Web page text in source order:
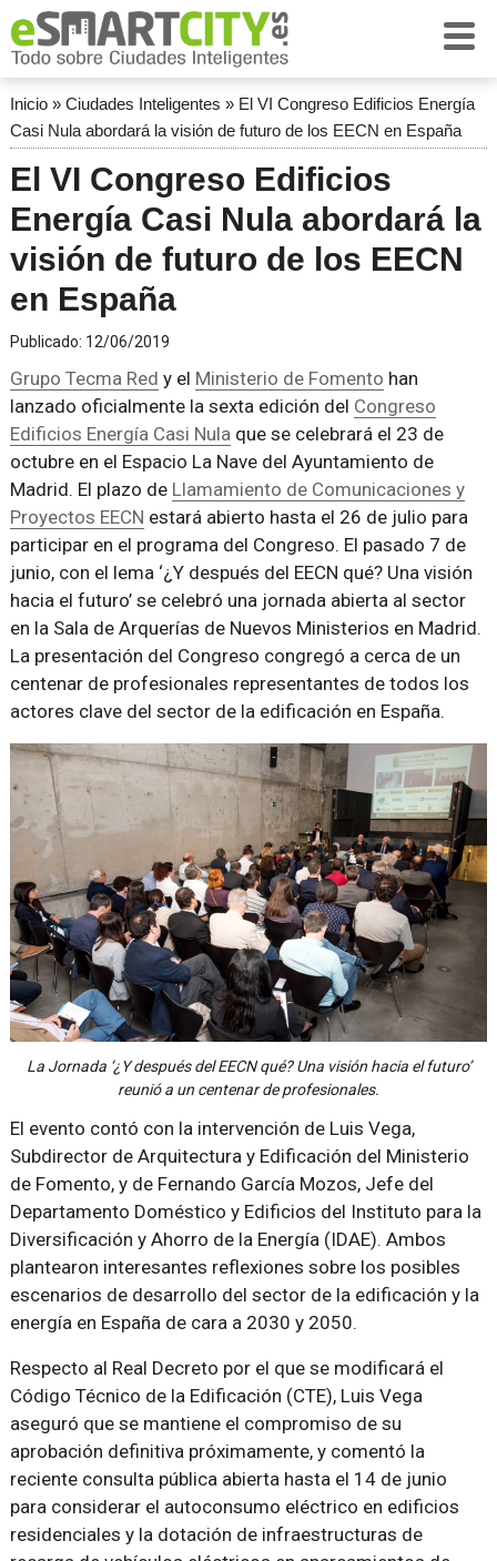
Inicio» Ciudades Inteligentes » El VI Congreso Edificios Energía
Casi Nula abordará la visión de futuro de los EECN en España
El VI Congreso Edificios
Energía Casi Nula abordará la
visión de futuro de los EECN
en España
Publicado: 12/06/2019
Grupo Tecma Red y el Ministerio de Fomento han
lanzado oficialmente la sexta edición del Congreso
Edificios Energía Casi Nulaque se celebrará el 23 de
octubre en el Espacio La Nave del Ayuntamiento de
Madrid. El plazo de Llamamiento de Comunicaciones y
Proyectos EECN estará abierto hasta el 26 de julio para
participar en el programa del Congreso. El pasado 7 de
junio, con el lema ‘¿Y después del EECN qué? Una visión
hacia el futuro’ se celebró una jornada abierta al sector
en la Sala de Arquerías de Nuevos Ministerios en Madrid.
La presentación del Congreso congregó a cerca de un
centenar de profesionales representantes de todos los
actores clave del sector de la edificación en España.
La Jornada ‘¿Y después del EECN qué? Una visión hacia el futuro’
reunió a un centenar de profesionales.
El evento contó con la intervención de Luis Vega,
Subdirector de Arquitectura y Edificación del Ministerio
de Fomento, y de Fernando García Mozos, Jefe del
Departamento Doméstico y Edificios del Instituto para la
Diversificación y Ahorro de la Energía (IDAE). Ambos
plantearon interesantes reflexiones sobre los posibles
escenarios de desarrollo del sector de la edificación y la
energía en España de cara a 2030 y 2050.
Respecto al Real Decreto por el que se modificará el
Código Técnico de la Edificación (CTE), Luis Vega
aseguró que se mantiene el compromiso de su
aprobación definitiva próximamente, y comentó la
reciente consulta pública abierta hasta el 14 de junio
para considerar el autoconsumo eléctrico en edificios
residenciales y la dotación de infraestructuras de